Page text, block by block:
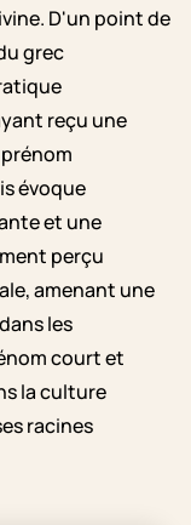
D'un point de
grec
reçu une
évoque
et une
perçu
amenant une
les
court et
la culture
racines